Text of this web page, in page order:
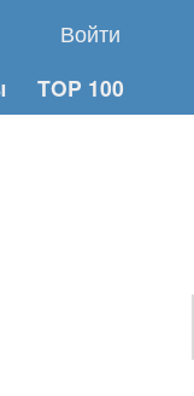
Войти
TOP 100